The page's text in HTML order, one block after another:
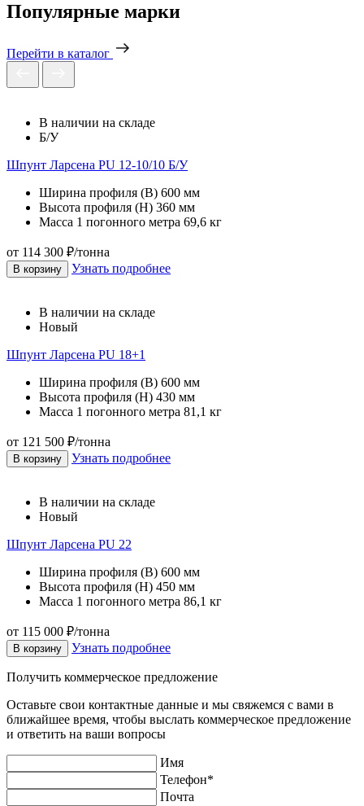
Популярные марки
Перейти в каталог
В наличии на складе
Б/У
Шпунт Ларсена PU 12-10/10 Б/У
Ширина профиля (В) 600 мм
Высота профиля (Н) 360 мм
Масса 1 погонного метра 69,6 кг
от 114 300 ₽/тонна
В корзину Узнать подробнее
В наличии на складе
Новый
Шпунт Ларсена PU 18+1
Ширина профиля (В) 600 мм
Высота профиля (Н) 430 мм
Масса 1 погонного метра 81,1 кг
от 121 500 ₽/тонна
В корзину Узнать подробнее
В наличии на складе
Новый
Шпунт Ларсена PU 22
Ширина профиля (В) 600 мм
Высота профиля (Н) 450 мм
Масса 1 погонного метра 86,1 кг
от 115 000 ₽/тонна
В корзину Узнать подробнее
Получить коммерческое предложение
Оставьте свои контактные данные и мы свяжемся с вами в
ближайшее время, чтобы выслать коммерческое предложение
и ответить на ваши вопросы
Имя
Телефон*
Почта